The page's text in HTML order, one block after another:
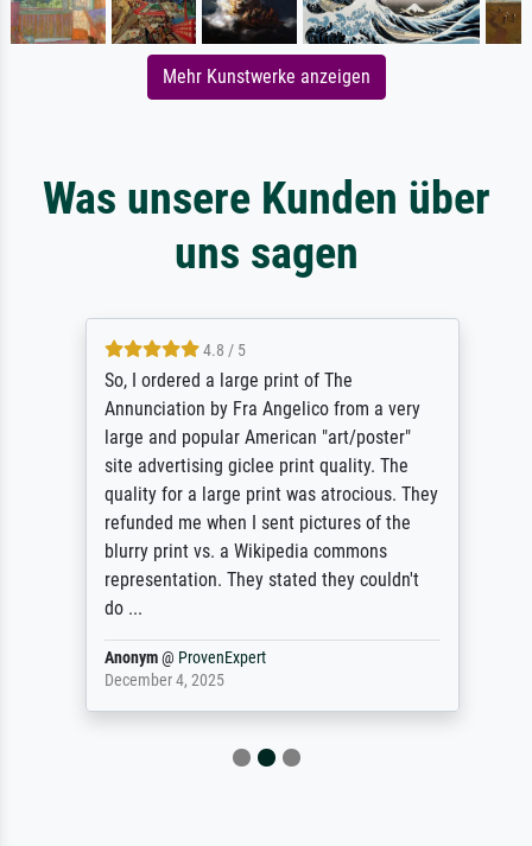
Mehr Kunstwerke anzeigen
Was unsere Kunden über
uns sagen
4.8 / 5
So, I ordered a large print of The
Annunciation by Fra Angelico from a very
large and popular American "art/poster"
site advertising giclee print quality. The
quality for a large print was atrocious. They
refunded me when I sent pictures of the
blurry print vs. a Wikipedia commons
representation. They stated they couldn't
do ...
Anonym@ProvenExpert
December 4, 2025